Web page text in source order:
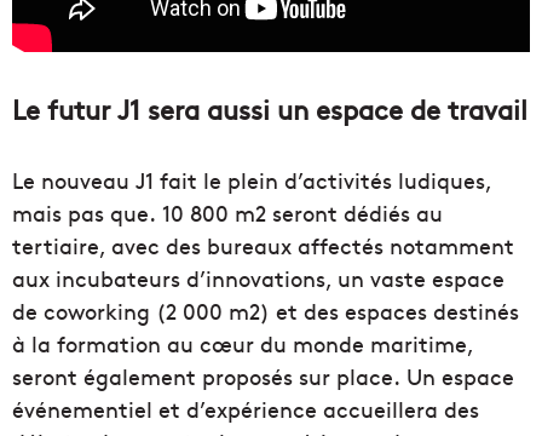
Le futur J1 sera aussi un espace de travail
Le nouveau J1 fait le plein d’activités ludiques,
mais pas que. 10 800 m2 seront dédiés au
tertiaire, avec des bureaux affectés notamment
aux incubateurs d’innovations, un vaste espace
de coworking (2 000 m2) et des espaces destinés
à la formation au cœur du monde maritime,
seront également proposés sur place. Un espace
événementiel et d’expérience accueillera des